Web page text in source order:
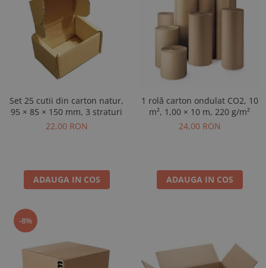
Set 25 cutii din carton natur,
95 × 85 × 150 mm, 3 straturi
22,00 RON
ADAUGA IN COS
1 rolă carton ondulat CO2, 10
m², 1,00 × 10 m, 220 g/m²
24,00 RON
ADAUGA IN COS
-8%